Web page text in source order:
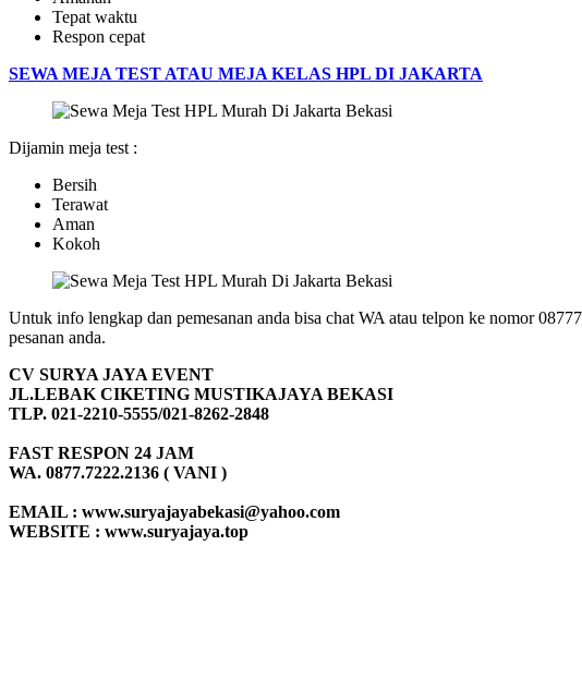
Tepat waktu
Respon cepat
SEWA MEJA TEST ATAU MEJA KELAS HPL DI JAKARTA
Dijamin meja test :
Bersih
Terawat
Aman
Kokoh
Untuk info lengkap dan pemesanan anda bisa chat WA atau telpon ke nomor
pesanan anda.
CV SURYA JAYA EVENT
JL.LEBAK CIKETING MUSTIKAJAYA BEKASI
TLP. 021-2210-5555/021-8262-2848
FAST RESPON 24 JAM
WA. 0877.7222.2136 ( VANI )
EMAIL : www.suryajayabekasi@yahoo.com
WEBSITE : www.suryajaya.top